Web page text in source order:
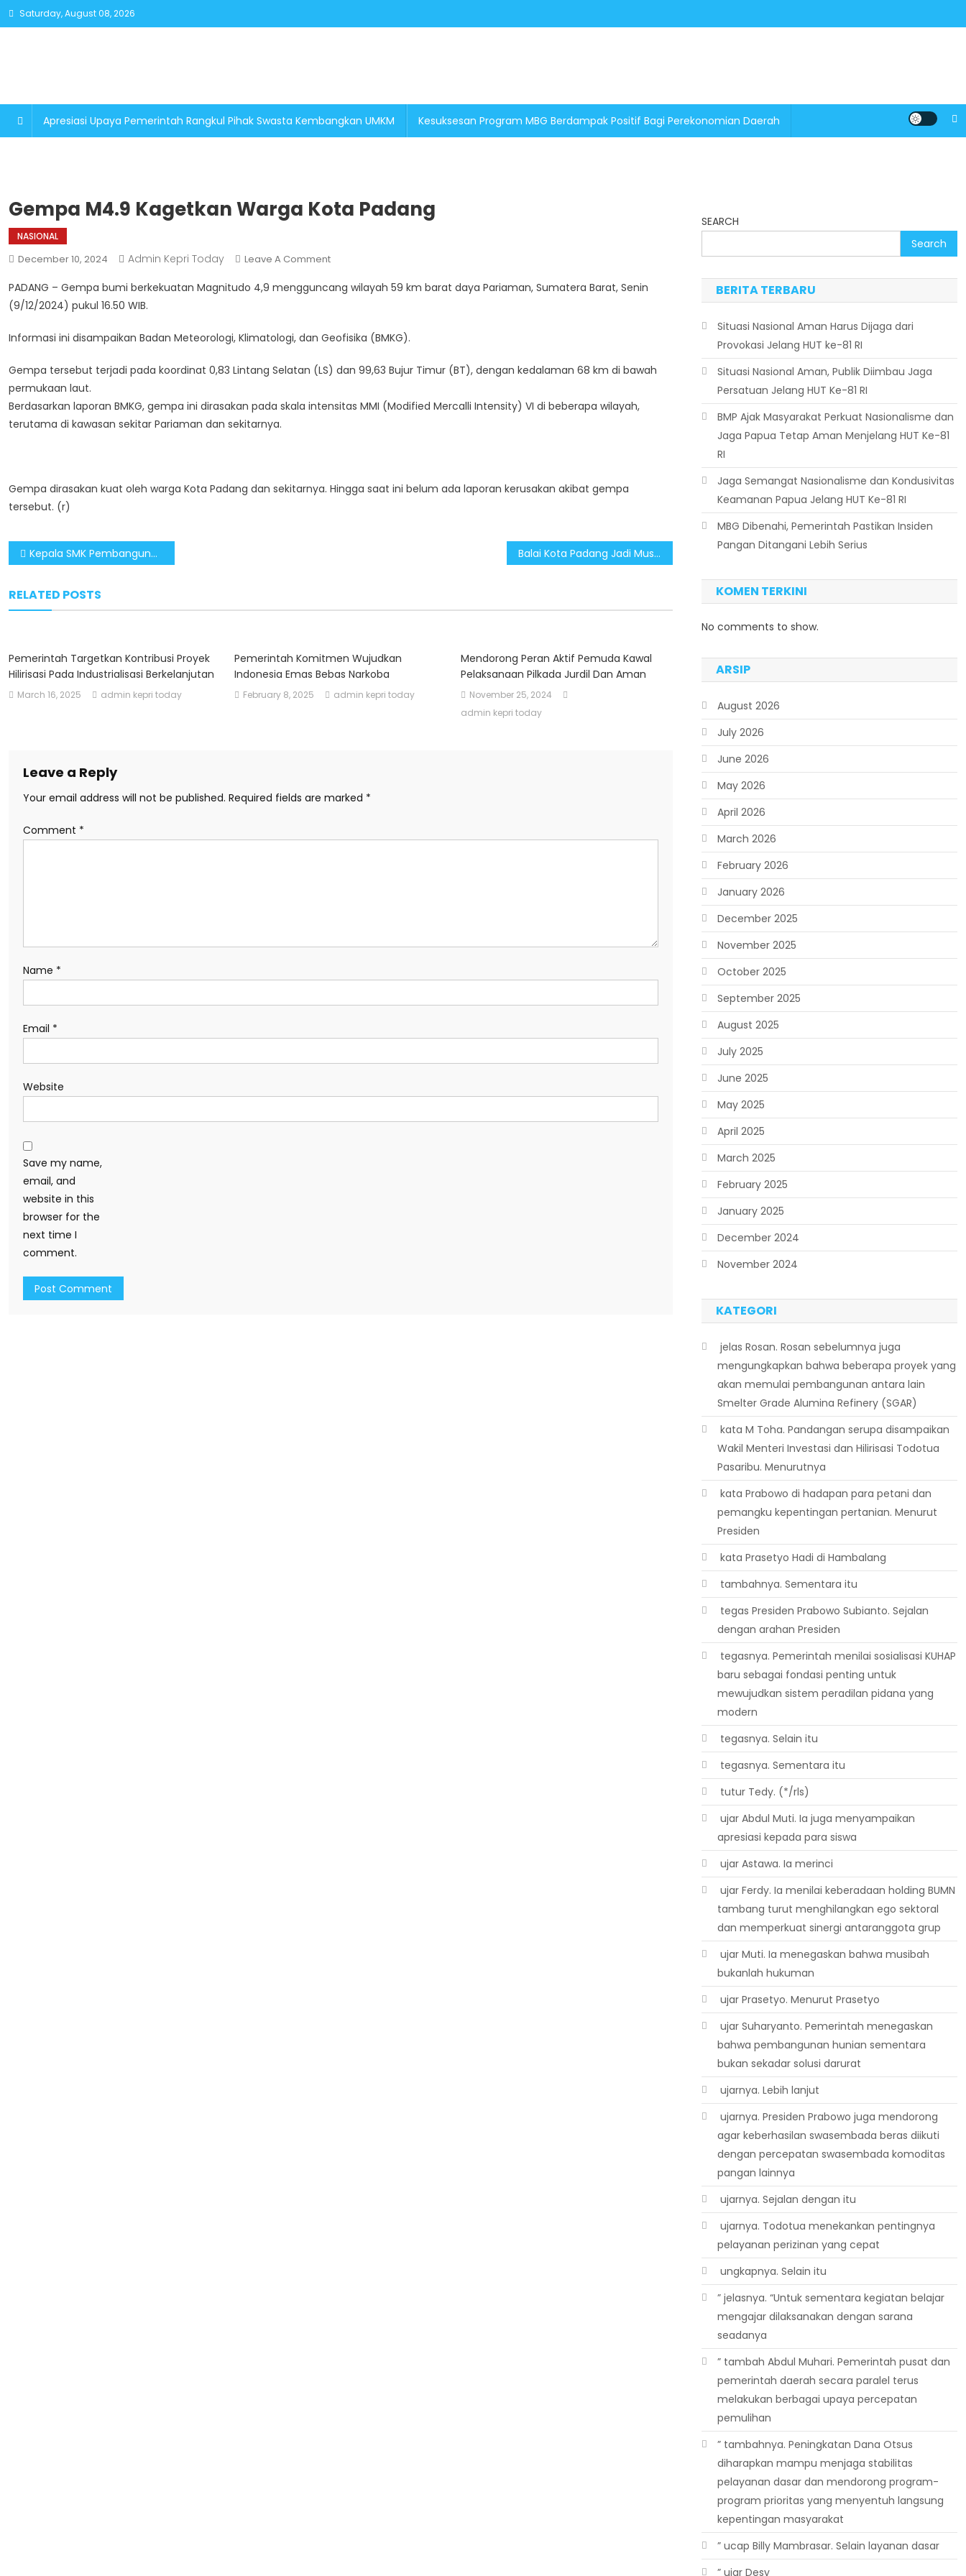
Skip
to
Saturday, August 08, 2026
Apresiasi Upaya Pemerintah Rangkul Pihak Swasta Kembangkan UMKM Kesuksesan Program MBG Berdampak Positif Bagi Perekonomian Daerah
Gempa M4.9 Kagetkan Warga Kota Padang
NASIONAL
December 10, 2024 Admin Kepri Today Leave A CommentOn
M4.9
Kota
PADANG – Gempa bumi berkekuatan Magnitudo 4,9 mengguncang wilayah 59 km barat daya Pariaman, Sumatera Barat, Senin
(9/12/2024) pukul 16.50 WIB.
Informasi ini disampaikan Badan Meteorologi, Klimatologi, dan Geofisika (BMKG).
Gempa tersebut terjadi pada koordinat 0,83 Lintang Selatan (LS) dan 99,63 Bujur Timur (BT), dengan kedalaman 68 km di bawah
permukaan laut.
Berdasarkan laporan BMKG, gempa ini dirasakan pada skala intensitas MMI (Modified Mercalli Intensity) VI di beberapa wilayah,
terutama di kawasan sekitar Pariaman dan sekitarnya.
Gempa dirasakan kuat oleh warga Kota Padang dan sekitarnya. Hingga saat ini belum ada laporan kerusakan akibat gempa
tersebut. (r)
Post
Kepala SMK Pembangunan Jaya Ajak Siswa Hindari Bahaya Judi Online Balai Kota Padang Jadi Museum dan Galeri Arsip
RELATED POSTS
Pemerintah Targetkan Kontribusi Proyek
Hilirisasi Pada Industrialisasi Berkelanjutan
March 16, 2025 admin kepri today
Pemerintah Komitmen Wujudkan
Indonesia Emas Bebas Narkoba
February 8, 2025 admin kepri today
Mendorong Peran Aktif Pemuda Kawal
Pelaksanaan Pilkada Jurdil Dan Aman
November 25, 2024
admin kepri today
Leave a Reply
Your email address will not be published. Required fields are marked *
Comment *
Name *
Email *
Website
Save my name,
email, and
website in this
browser for the
next time I
comment.
SEARCH
Search
BERITA TERBARU
Situasi Nasional Aman Harus Dijaga dari
Provokasi Jelang HUT ke-81 RI
Situasi Nasional Aman, Publik Diimbau Jaga
Persatuan Jelang HUT Ke-81 RI
BMP Ajak Masyarakat Perkuat Nasionalisme dan
Jaga Papua Tetap Aman Menjelang HUT Ke-81
RI
Jaga Semangat Nasionalisme dan Kondusivitas
Keamanan Papua Jelang HUT Ke-81 RI
MBG Dibenahi, Pemerintah Pastikan Insiden
Pangan Ditangani Lebih Serius
KOMEN TERKINI
No comments to show.
ARSIP
August 2026
July 2026
June 2026
May 2026
April 2026
March 2026
February 2026
January 2026
December 2025
November 2025
October 2025
September 2025
August 2025
July 2025
June 2025
May 2025
April 2025
March 2025
February 2025
January 2025
December 2024
November 2024
KATEGORI
 jelas Rosan. Rosan sebelumnya juga
mengungkapkan bahwa beberapa proyek yang
akan memulai pembangunan antara lain
Smelter Grade Alumina Refinery (SGAR)
 kata M Toha. Pandangan serupa disampaikan
Wakil Menteri Investasi dan Hilirisasi Todotua
Pasaribu. Menurutnya
 kata Prabowo di hadapan para petani dan
pemangku kepentingan pertanian. Menurut
Presiden
 kata Prasetyo Hadi di Hambalang
 tambahnya. Sementara itu
 tegas Presiden Prabowo Subianto. Sejalan
dengan arahan Presiden
 tegasnya. Pemerintah menilai sosialisasi KUHAP
baru sebagai fondasi penting untuk
mewujudkan sistem peradilan pidana yang
modern
 tegasnya. Selain itu
 tegasnya. Sementara itu
 tutur Tedy. (*/rls)
 ujar Abdul Muti. Ia juga menyampaikan
apresiasi kepada para siswa
 ujar Astawa. Ia merinci
 ujar Ferdy. Ia menilai keberadaan holding BUMN
tambang turut menghilangkan ego sektoral
dan memperkuat sinergi antaranggota grup
 ujar Muti. Ia menegaskan bahwa musibah
bukanlah hukuman
 ujar Prasetyo. Menurut Prasetyo
 ujar Suharyanto. Pemerintah menegaskan
bahwa pembangunan hunian sementara
bukan sekadar solusi darurat
 ujarnya. Lebih lanjut
 ujarnya. Presiden Prabowo juga mendorong
agar keberhasilan swasembada beras diikuti
dengan percepatan swasembada komoditas
pangan lainnya
 ujarnya. Sejalan dengan itu
 ujarnya. Todotua menekankan pentingnya
pelayanan perizinan yang cepat
 ungkapnya. Selain itu
” jelasnya. “Untuk sementara kegiatan belajar
mengajar dilaksanakan dengan sarana
seadanya
” tambah Abdul Muhari. Pemerintah pusat dan
pemerintah daerah secara paralel terus
melakukan berbagai upaya percepatan
pemulihan
” tambahnya. Peningkatan Dana Otsus
diharapkan mampu menjaga stabilitas
pelayanan dasar dan mendorong program-
program prioritas yang menyentuh langsung
kepentingan masyarakat
” ucap Billy Mambrasar. Selain layanan dasar
” ujar Desy